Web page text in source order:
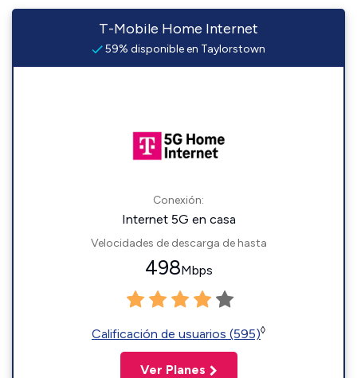
T-Mobile Home Internet
59% disponible en Taylorstown
Conexión:
Internet 5G en casa
Velocidades de descarga de hasta
498Mbps
Calificación de usuarios (595)◊
Ver Planes